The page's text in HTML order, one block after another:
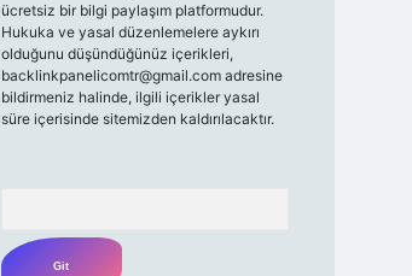
ücretsiz bir bilgi paylaşım platformudur.
Hukuka ve yasal düzenlemelere aykırı
olduğunu düşündüğünüz içerikleri,
backlinkpanelicomtr@gmail.comadresine
bildirmeniz halinde, ilgili içerikler yasal
süre içerisinde sitemizden kaldırılacaktır.